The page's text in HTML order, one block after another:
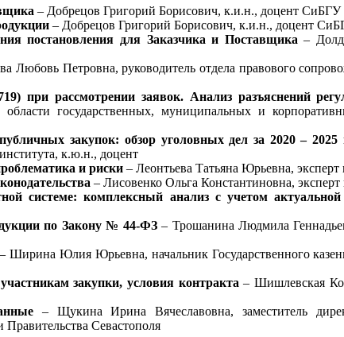
– Добрецов Григорий Борисович, к.и.н., доцент СиБГУ
– Добрецов Григорий Борисович, к.и.н., доцент
постановления для Заказчика и Поставщика–
Любовь Петровна, руководитель отдела правового
рассмотрении заявок. Анализ разъяснений
государственных, муниципальных и
закупок: обзор уголовных дел за 2020 – 2025
к.ю.н., доцент
и риски – Леонтьева Татьяна Юрьевна, эксперт
– Лисовенко Ольга Константиновна, эксперт
системе: комплексный анализ с учетом актуальной
по Закону № 44-ФЗ – Трошанина Людмила
– Ширина Юлия Юрьевна, начальник Государственного
закупки, условия контракта– Шишлевская
– Щукина Ирина Вячеславовна, заместитель
Правительства Севастополя